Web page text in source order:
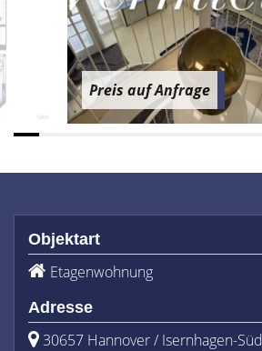
Preis auf Anfrage
Objektart
Etagenwohnung
Adresse
30657 Hannover / Isernhagen-Süd